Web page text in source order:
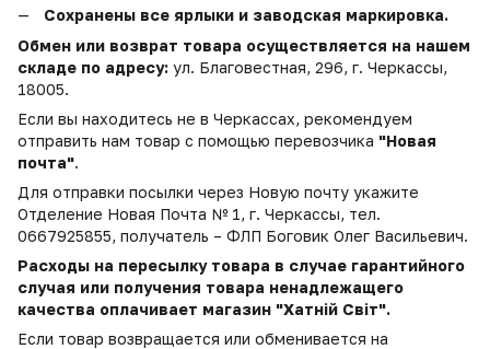
Сохранены все ярлыки и заводская маркировка.
Обмен или возврат товара осуществляется на нашем
складе по адресу: ул. Благовестная, 296, г. Черкассы,
18005.
Если вы находитесь не в Черкассах, рекомендуем
отправить нам товар с помощью перевозчика "Новая
почта".
Для отправки посылки через Новую почту укажите
Отделение Новая Почта № 1, г. Черкассы, тел.
0667925855, получатель – ФЛП Боговик Олег Васильевич.
Расходы на пересылку товара в случае гарантийного
случая или получения товара ненадлежащего
качества оплачивает магазин "Хатній Світ".
Если товар возвращается или обменивается на